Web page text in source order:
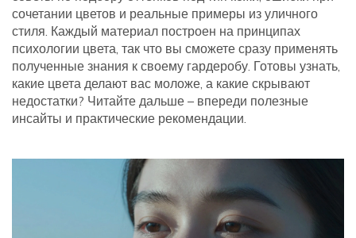
сочетании цветов и реальные примеры из уличного
стиля. Каждый материал построен на принципах
психологии цвета, так что вы сможете сразу применять
полученные знания к своему гардеробу. Готовы узнать,
какие цвета делают вас моложе, а какие скрывают
недостатки? Читайте дальше – впереди полезные
инсайты и практические рекомендации.